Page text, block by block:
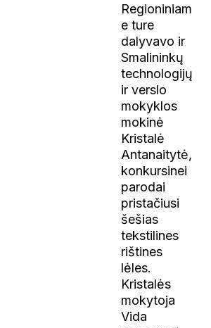
Regioniniam
e ture
dalyvavo ir
Smalininkų
technologijų
ir verslo
mokyklos
mokinė
Kristalė
Antanaitytė,
konkursinei
parodai
pristačiusi
šešias
tekstilines
rištines
lėles.
Kristalės
mokytoja
Vida